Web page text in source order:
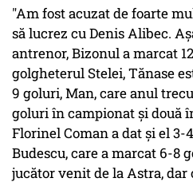
"Am fost acuzat de foarte
să lucrez cu Denis Alibec.
antrenor, Bizonul a marcat
golgheterul Stelei, Tănase
9 goluri, Man, care anul
goluri în campionat şi două
Florinel Coman a dat şi el 3-
Budescu, care a marcat 6-8
jucător venit de la Astra, dar